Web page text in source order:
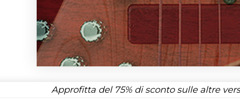
Approfitta del 75%di sconto sulle altre